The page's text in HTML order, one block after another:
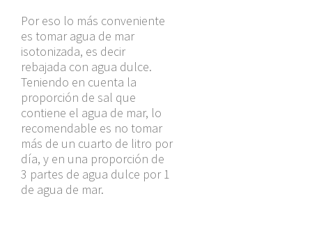
Por eso lo más conveniente
es tomar agua de mar
isotonizada, es decir
rebajada con agua dulce.
Teniendo en cuenta la
proporción de sal que
contiene el agua de mar, lo
recomendable es no tomar
más de un cuarto de litro por
día, y en una proporción de
3 partes de agua dulce por 1
de agua de mar.